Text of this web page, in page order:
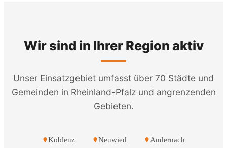
Wir sind in Ihrer Region aktiv
Unser Einsatzgebiet umfasst über 70 Städte und
Gemeinden in Rheinland-Pfalz und angrenzenden
Gebieten.
Koblenz Neuwied Andernach